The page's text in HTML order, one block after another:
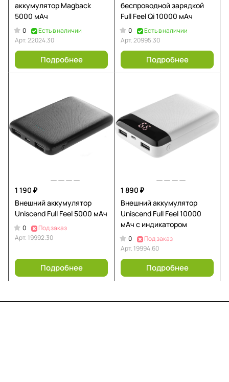
аккумулятор Magback
5000 мАч
0
Есть в наличии
Арт.22024.30
Подробнее
беспроводной зарядкой
Full Feel Qi 10000 мАч
0
Есть в наличии
Арт.20995.30
Подробнее
1 190 ₽
Внешний аккумулятор
Uniscend Full Feel 5000 мАч
0
Под заказ
Арт. 19992.30
Подробнее
1 890 ₽
Внешний аккумулятор
Uniscend Full Feel 10000
мАч с индикатором
0
Под заказ
Арт. 19994.60
Подробнее